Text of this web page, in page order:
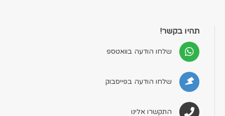
תהיו בקשר!
שלחו הודעה בוואטספ
שלחו הודעה בפייסבוק
התקשרו אלינו